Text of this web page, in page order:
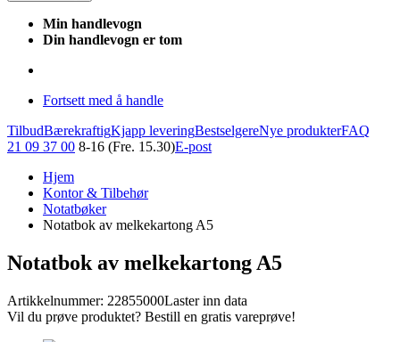
Min handlevogn
Din handlevogn er tom
Fortsett med å handle
TilbudBærekraftigKjapp leveringBestselgereNye produkterFAQ
21 09 37 00 8-16 (Fre. 15.30)E-post
Hjem
Kontor & Tilbehør
Notatbøker
Notatbok av melkekartong A5
Notatbok av melkekartong A5
Artikkelnummer: 22855000Laster inn data
Vil du prøve produktet? Bestill en gratis vareprøve!